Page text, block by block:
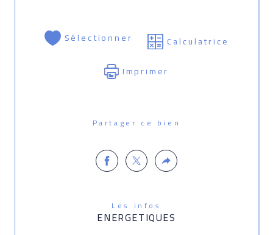
Sélectionner
Calculatrice
Imprimer
Partager ce bien
Les infos
ENERGETIQUES